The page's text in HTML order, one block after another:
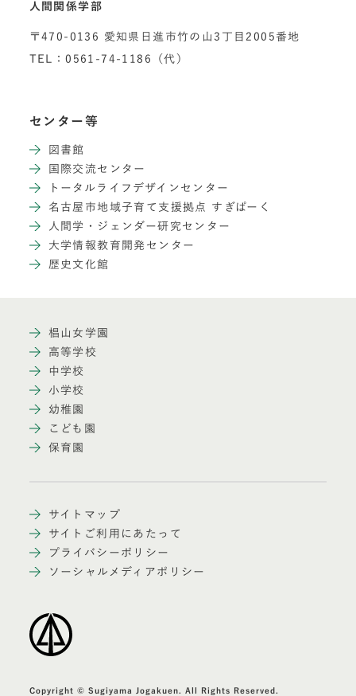
人間関係学部
〒470-0136 愛知県日進市竹の山3丁目2005番地
TEL：0561-74-1186（代）
センター等
図書館
国際交流センター
トータルライフデザインセンター
名古屋市地域子育て支援拠点 すぎぱーく
人間学・ジェンダー研究センター
大学情報教育開発センター
歴史文化館
椙山女学園
高等学校
中学校
小学校
幼稚園
こども園
保育園
サイトマップ
サイトご利用にあたって
プライバシーポリシー
ソーシャルメディアポリシー
Copyright © Sugiyama Jogakuen. All Rights Reserved.